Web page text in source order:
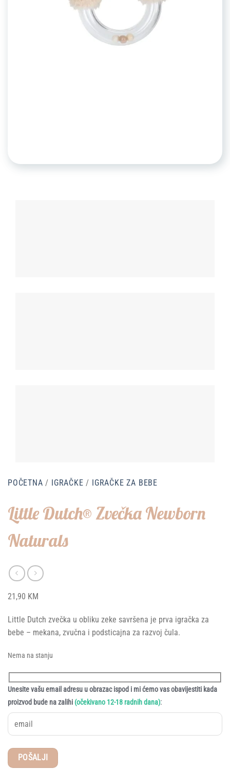
POČETNA / IGRAČKE / IGRAČKE ZA BEBE
Little Dutch® Zvečka Newborn
Naturals
21,90 KM
Little Dutch zvečka u obliku zeke savršena je prva igračka za
bebe – mekana, zvučna i podsticajna za razvoj čula.
Nema na stanju
Unesite vašu email adresu u obrazac ispod i mi ćemo vas obavijestiti kada
proizvod bude na zalihi (očekivano 12-18 radnih dana):